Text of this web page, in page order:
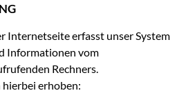
Internetseite erfasst unser System
Informationen vom
Rechners.
erhoben: